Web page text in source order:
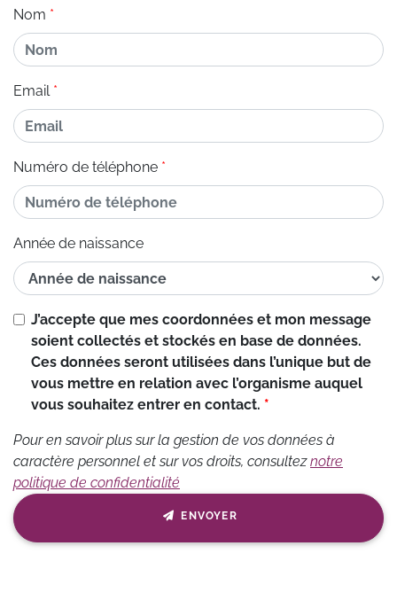
Nom
Email
Numéro de téléphone
Année de naissance
J’accepte que mes coordonnées et mon message
soient collectés et stockés en base de données.
Ces données seront utilisées dans l’unique but de
vous mettre en relation avec l’organisme auquel
vous souhaitez entrer en contact.
Pour en savoir plus sur la gestion de vos données à
caractère personnel et sur vos droits, consulteznotre
politique de confidentialité
ENVOYER